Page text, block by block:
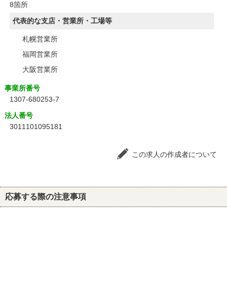
8箇所
代表的な支店・営業所・工場等
札幌営業所
福岡営業所
大阪営業所
事業所番号
1307-680253-7
法人番号
3011101095181
この求人の作成者について
応募する際の注意事項